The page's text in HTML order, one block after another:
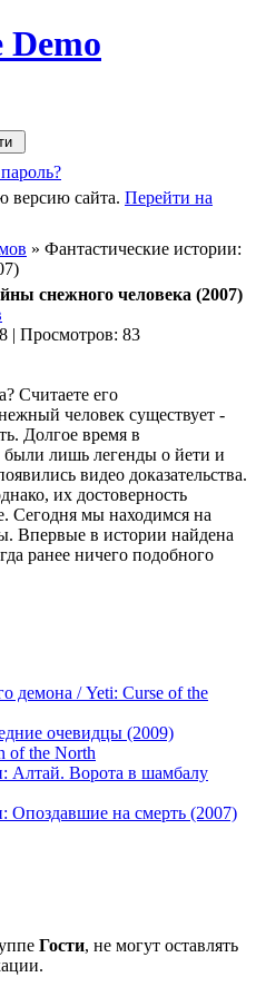
версию сайта. Перейти на
» Фантастические истории:
снежного человека (2007)
| Просмотров: 83
Считаете его
человек существует -
Долгое время в
были лишь легенды о йети и
видео доказательства.
их достоверность
Сегодня мы находимся на
Впервые в истории найдена
ранее ничего подобного
демона / Yeti: Curse of the
очевидцы (2009)
the North
Алтай. Ворота в шамбалу
Опоздавшие на смерть (2007)
Гости, не могут оставлять